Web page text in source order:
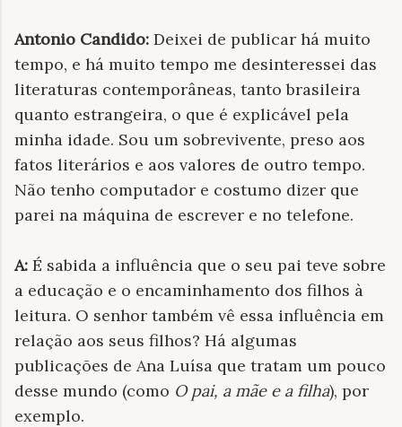
Antonio Candido: Deixei de publicar há muito
tempo, e há muito tempo me desinteressei das
literaturas contemporâneas, tanto brasileira
quanto estrangeira, o que é explicável pela
minha idade. Sou um sobrevivente, preso aos
fatos literários e aos valores de outro tempo.
Não tenho computador e costumo dizer que
parei na máquina de escrever e no telefone.
A: É sabida a influência que o seu pai teve sobre
a educação e o encaminhamento dos filhos à
leitura. O senhor também vê essa influência em
relação aos seus filhos? Há algumas
publicações de Ana Luísa que tratam um pouco
desse mundo (como O pai, a mãe e a filha), por
exemplo.